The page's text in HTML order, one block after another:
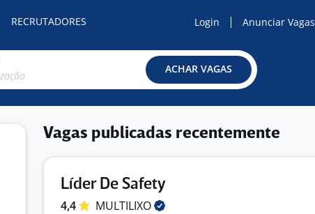
RECRUTADORES Login Anunciar Vagas
ACHAR VAGAS
Vagas publicadas recentemente
Líder De Safety
4,4
MULTILIXO